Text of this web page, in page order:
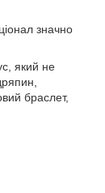
значно
який не
браслет,